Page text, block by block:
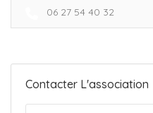
06 27 54 40 32
Contacter L'association